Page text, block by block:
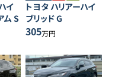
イ
ム S
トヨタ ハリアーハイ
ブリッドG
305万円